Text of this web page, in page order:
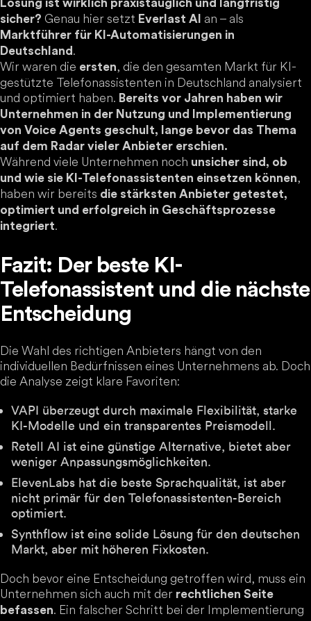
Lösung ist wirklich praxistauglich und langfristig
sicher? Genau hier setzt Everlast AI an – als
Marktführer für KI-Automatisierungen in
Deutschland .
Wir waren die ersten, die den gesamten Markt für KI-
gestützte Telefonassistenten in Deutschland analysiert
und optimiert haben. Bereits vor Jahren haben wir
Unternehmen in der Nutzung und Implementierung
von Voice Agents geschult, lange bevor das Thema
auf dem Radar vieler Anbieter erschien.
Während viele Unternehmen noch unsicher sind, ob
und wie sie KI-Telefonassistenten einsetzen können,
haben wir bereits die stärksten Anbieter getestet,
optimiert und erfolgreich in Geschäftsprozesse
integriert.
Fazit: Der beste KI-
Telefonassistent und die nächste
Entscheidung
Die Wahl des richtigen Anbieters hängt von den
individuellen Bedürfnissen eines Unternehmens ab. Doch
die Analyse zeigt klare Favoriten:
VAPI überzeugt durch maximale Flexibilität, starke
KI-Modelle und ein transparentes Preismodell.
Retell AI ist eine günstige Alternative, bietet aber
weniger Anpassungsmöglichkeiten.
ElevenLabs hat die beste Sprachqualität, ist aber
nicht primär für den Telefonassistenten-Bereich
optimiert.
Synthflow ist eine solide Lösung für den deutschen
Markt, aber mit höheren Fixkosten.
Doch bevor eine Entscheidung getroffen wird, muss ein
Unternehmen sich auch mit der rechtlichen Seite
befassen. Ein falscher Schritt bei der Implementierung